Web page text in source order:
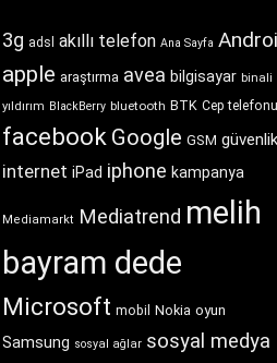
3g adsl akıllı telefon Ana Sayfa
apple araştırma avea bilgisayar binali
yıldırım BlackBerry bluetooth BTK Cep telefonu
facebook Google GSM güvenlik
internet iPad iphone kampanya
Mediamarkt Mediatrend melih
bayram dede
Microsoft mobil Nokia oyun
Samsung sosyal ağlar sosyal medya